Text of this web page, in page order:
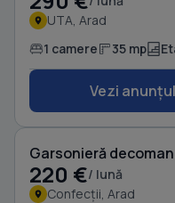
UTA, Arad
1 camere 35 mp
Vezi
Garsonieră
220 €/ lună
Confecții, Arad